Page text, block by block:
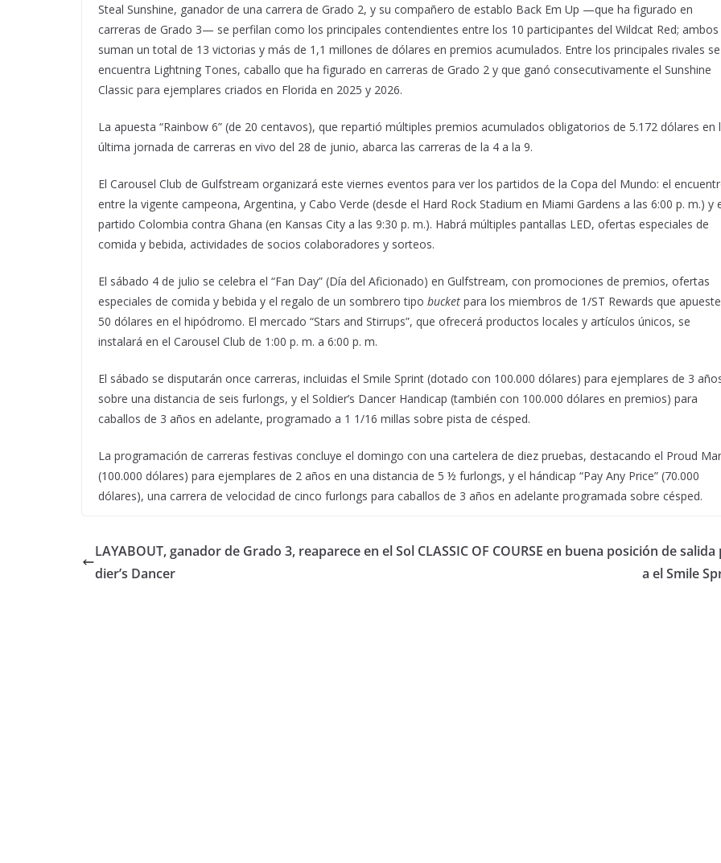
Steal Sunshine, ganador de una carrera de Grado 2, y su compañero de establo Back Em Up —que ha figurado en
carreras de Grado 3— se perfilan como los principales contendientes entre los 10 participantes del Wildcat Red; ambos
suman un total de 13 victorias y más de 1,1 millones de dólares en premios acumulados. Entre los principales rivales se
encuentra Lightning Tones, caballo que ha figurado en carreras de Grado 2 y que ganó consecutivamente el Sunshine
Classic para ejemplares criados en Florida en 2025 y 2026.
La apuesta “Rainbow 6” (de 20 centavos), que repartió múltiples premios acumulados obligatorios de 5.172 dólares en
última jornada de carreras en vivo del 28 de junio, abarca las carreras de la 4 a la 9.
El Carousel Club de Gulfstream organizará este viernes eventos para ver los partidos de la Copa del Mundo: el
entre la vigente campeona, Argentina, y Cabo Verde (desde el Hard Rock Stadium en Miami Gardens a las 6:00 p. m.) y
partido Colombia contra Ghana (en Kansas City a las 9:30 p. m.). Habrá múltiples pantallas LED, ofertas especiales de
comida y bebida, actividades de socios colaboradores y sorteos.
El sábado 4 de julio se celebra el “Fan Day” (Día del Aficionado) en Gulfstream, con promociones de premios, ofertas
especiales de comida y bebida y el regalo de un sombrero tipo bucket para los miembros de 1/ST Rewards que
50 dólares en el hipódromo. El mercado “Stars and Stirrups”, que ofrecerá productos locales y artículos únicos, se
instalará en el Carousel Club de 1:00 p. m. a 6:00 p. m.
El sábado se disputarán once carreras, incluidas el Smile Sprint (dotado con 100.000 dólares) para ejemplares de 3
sobre una distancia de seis furlongs, y el Soldier’s Dancer Handicap (también con 100.000 dólares en premios) para
caballos de 3 años en adelante, programado a 1 1/16 millas sobre pista de césped.
La programación de carreras festivas concluye el domingo con una cartelera de diez pruebas, destacando el Proud
(100.000 dólares) para ejemplares de 2 años en una distancia de 5 ½ furlongs, y el hándicap “Pay Any Price” (70.000
dólares), una carrera de velocidad de cinco furlongs para caballos de 3 años en adelante programada sobre césped.
LAYABOUT, ganador de Grado 3, reaparece en el Sol
dier’s Dancer
CLASSIC OF COURSE en buena posición de salida
a el Smile